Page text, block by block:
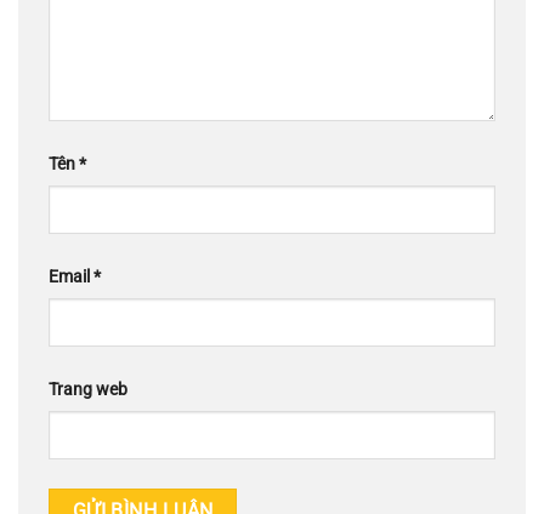
Tên*
Email *
Trang web